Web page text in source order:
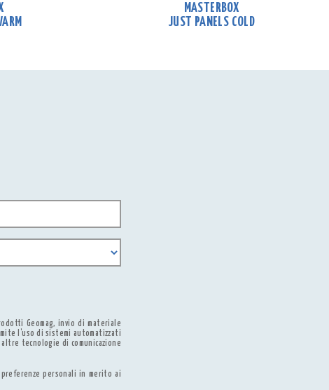
MASTERBOX
JUST PANELS COLD
Geomag, invio di materiale
l'uso di sistemi automatizzati
altre tecnologie di comunicazione
personali in merito ai